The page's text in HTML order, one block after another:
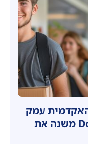
עמק
יזרעאל שודרג לדיגיטלי: Doxi משנה את